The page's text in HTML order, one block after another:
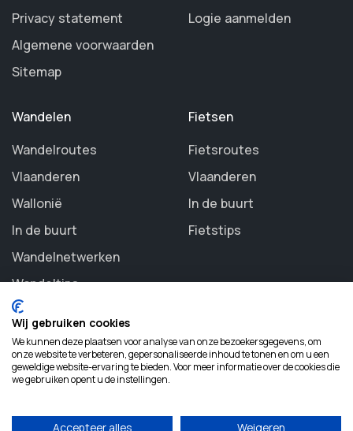
Privacy statement
Algemene voorwaarden
Sitemap
Logie aanmelden
Wandelen
Wandelroutes
Vlaanderen
Wallonië
In de buurt
Wandelnetwerken
Wandeltips
Fietsen
Fietsroutes
Vlaanderen
In de buurt
Fietstips
©2026 Routezoeker. All rights reserved.
Wij gebruiken cookies
We kunnen deze plaatsen voor analyse van onze bezoekersgegevens, om
onze website te verbeteren, gepersonaliseerde inhoud te tonen en om u een
geweldige website-ervaring te bieden. Voor meer informatie over de cookies die
we gebruiken opent u de instellingen.
Accepteer alles Weigeren